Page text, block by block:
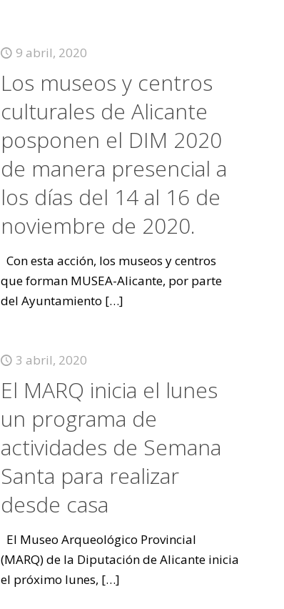
9 abril, 2020
Los museos y centros
culturales de Alicante
posponen el DIM 2020
de manera presencial a
los días del 14 al 16 de
noviembre de 2020.
Con esta acción, los museos y centros
que forman MUSEA-Alicante, por parte
del Ayuntamiento […]
3 abril, 2020
El MARQ inicia el lunes
un programa de
actividades de Semana
Santa para realizar
desde casa
El Museo Arqueológico Provincial
(MARQ) de la Diputación de Alicante inicia
el próximo lunes, […]